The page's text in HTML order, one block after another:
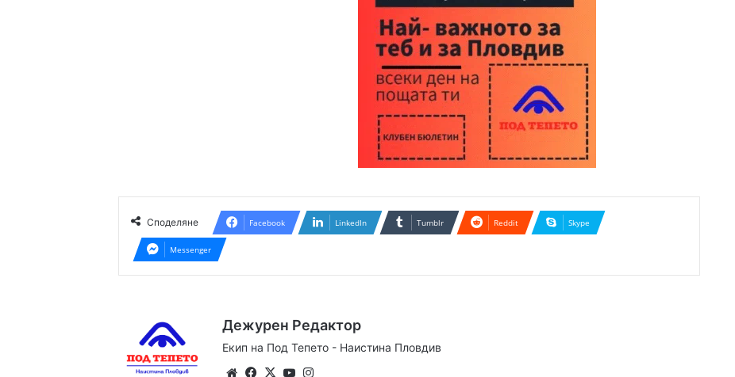
Споделяне Facebook LinkedIn Tumblr Reddit Skype
Messenger
Дежурен Редактор
Екип на Под Тепето - Наистина Пловдив
WebsiteFacebook
X YouTube